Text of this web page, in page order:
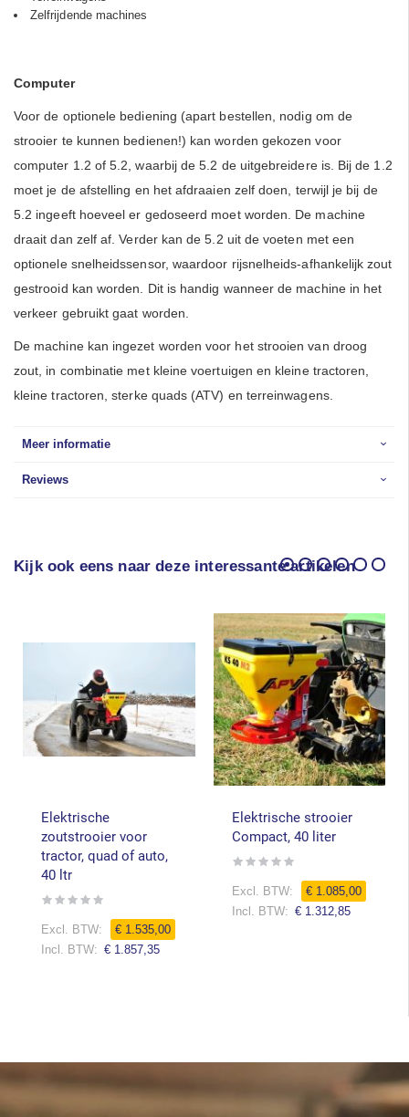
Zelfrijdende machines
Computer
Voor de optionele bediening (apart bestellen, nodig om de
strooier te kunnen bedienen!) kan worden gekozen voor
computer 1.2 of 5.2, waarbij de 5.2 de uitgebreidere is. Bij de 1.2
moet je de afstelling en het afdraaien zelf doen, terwijl je bij de
5.2 ingeeft hoeveel er gedoseerd moet worden. De machine
draait dan zelf af. Verder kan de 5.2 uit de voeten met een
optionele snelheidssensor, waardoor rijsnelheids-afhankelijk zout
gestrooid kan worden. Dit is handig wanneer de machine in het
verkeer gebruikt gaat worden.
De machine kan ingezet worden voor het strooien van droog
zout, in combinatie met kleine voertuigen en kleine tractoren,
kleine tractoren,sterke quads (ATV) en terreinwagens.
Meer informatie
Reviews
Kijk ook eens naar deze interessante artikelen
Elektrische
zoutstrooier voor
tractor, quad of auto,
40 ltr
Rating:
€ 1.535,00
€ 1.857,35
Elektrische strooier
Compact, 40 liter
Rating:
€ 1.085,00
€ 1.312,85